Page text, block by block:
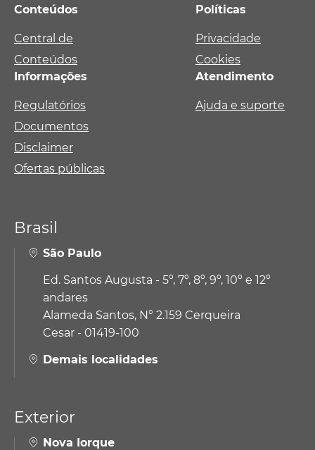
Conteúdos
Central de
Conteúdos
Políticas
Privacidade
Cookies
Informações
Regulatórios
Documentos
Disclaimer
Ofertas públicas
Atendimento
Ajuda e suporte
Brasil
São Paulo
Ed. Santos Augusta - 5º, 7º, 8º, 9º, 10º e 12º
andares
Alameda Santos, N° 2.159 Cerqueira
Cesar - 01419-100
Demais localidades
Exterior
Nova Iorque